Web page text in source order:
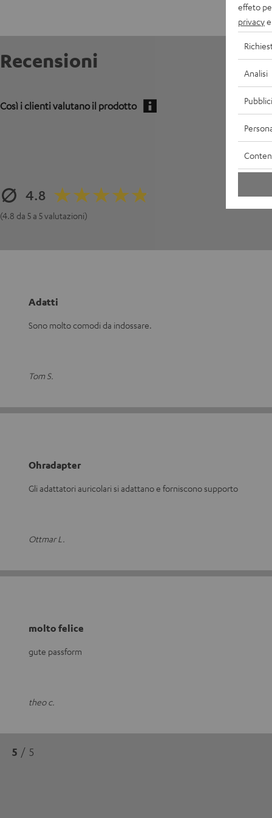
Recensioni
Così i clienti valutano il prodotto
4.8
(4.8 da 5 a 5 valutazioni)
Adatti
Sono molto comodi da indossare.
Tom S.
Ohradapter
Gli adattatori auricolari si adattano e forniscono supporto
Ottmar L.
molto felice
gute passform
theo c.
5 / 5
effeto
privacy
Analisi